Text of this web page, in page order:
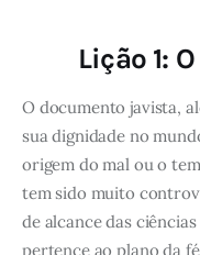
Lição 1:
O documento javista,
sua dignidade no
origem do mal ou o
tem sido muito
de alcance das
pertence ao plano da